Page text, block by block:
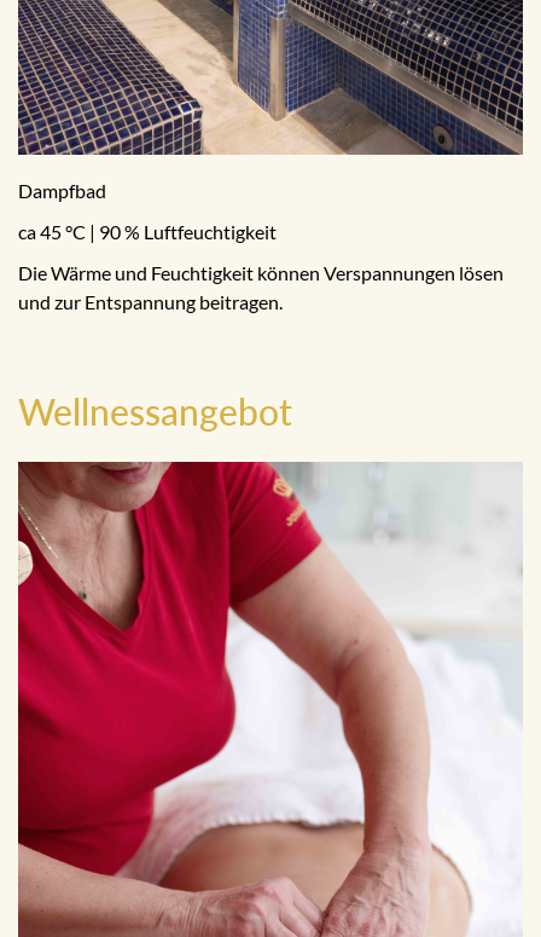
Dampfbad
ca 45 °C | 90 % Luftfeuchtigkeit
Die Wärme und Feuchtigkeit können Verspannungen lösen
und zur Entspannung beitragen.
Wellnessangebot